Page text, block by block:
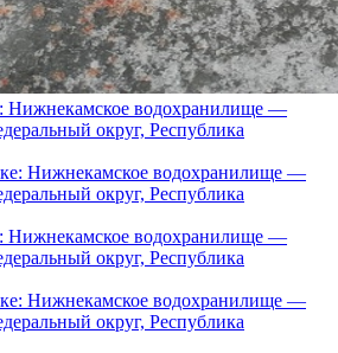
Нижнекамское водохранилище —
округ, Республика
Нижнекамское водохранилище —
округ, Республика